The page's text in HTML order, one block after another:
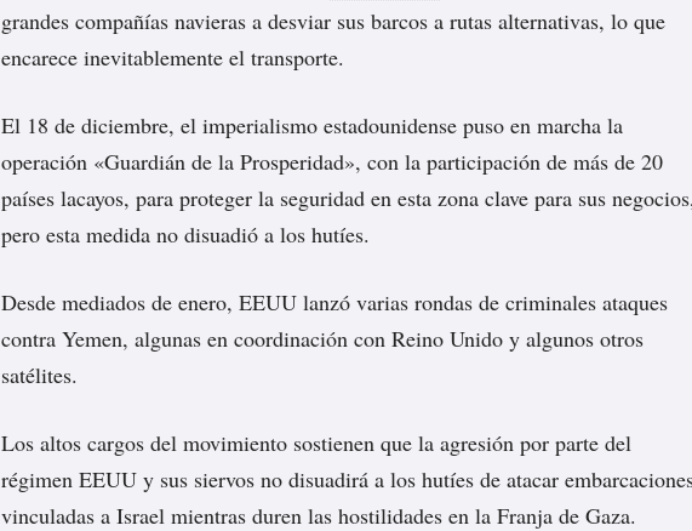
grandes compañías navieras a desviar sus barcos a rutas alternativas, lo que
encarece inevitablemente el transporte.
El 18 de diciembre, el imperialismo estadounidense puso en marcha la
operación «Guardián de la Prosperidad», con la participación de más de 20
países lacayos, para proteger la seguridad en esta zona clave para sus
pero esta medida no disuadió a los hutíes.
Desde mediados de enero, EEUU lanzó varias rondas de criminales ataques
contra Yemen, algunas en coordinación con Reino Unido y algunos otros
satélites.
Los altos cargos del movimiento sostienen que la agresión por parte del
régimen EEUU y sus siervos no disuadirá a los hutíes de atacar
vinculadas a Israel mientras duren las hostilidades en la Franja de Gaza.